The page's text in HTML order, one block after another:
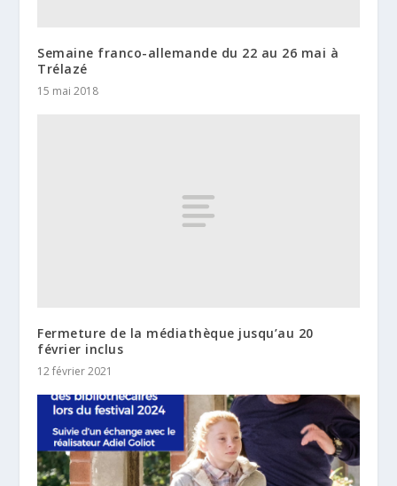
Semaine franco-allemande du 22 au 26 mai à
Trélazé
15 mai 2018
Fermeture de la médiathèque jusqu’au 20
février inclus
12 février 2021